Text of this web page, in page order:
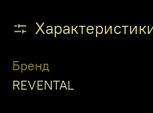
Бренд
REVENTAL